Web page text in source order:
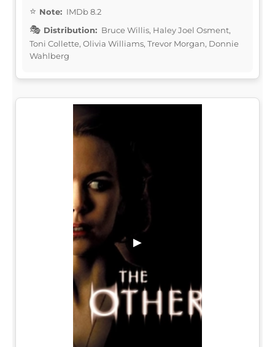
Note: IMDb 8.2
Distribution: Bruce Willis, Haley Joel Osment,
Toni Collette, Olivia Williams, Trevor Morgan, Donnie
Wahlberg
▶